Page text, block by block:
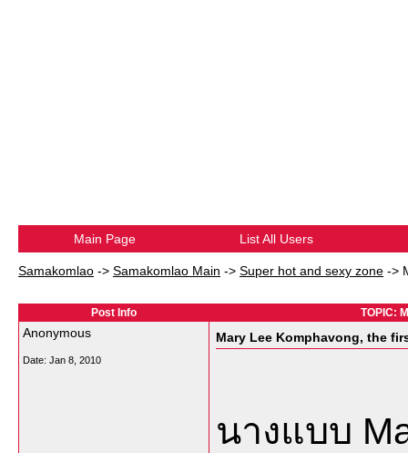
Main Page List All Users
Samakomlao -> Samakomlao Main -> Super hot and sexy zone ->
Post Info TOPIC:
Anonymous
Date: Jan 8, 2010
Mary Lee Komphavong, the
นางแบบ